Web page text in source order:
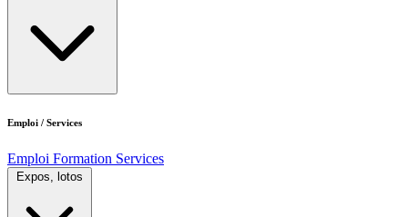
Emploi / Services
Emploi Formation Services
Expos, lotos